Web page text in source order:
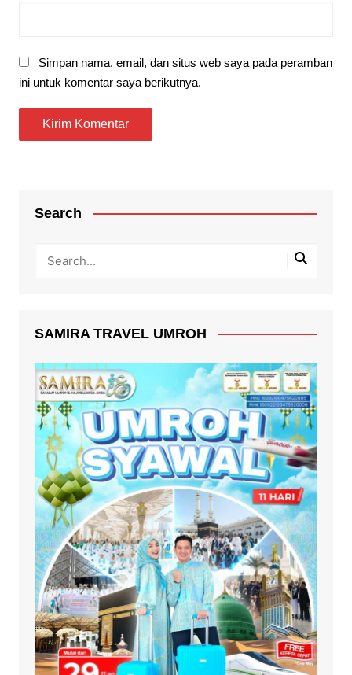
Simpan nama, email, dan situs web saya pada peramban
ini untuk komentar saya berikutnya.
Search
SAMIRA TRAVEL UMROH